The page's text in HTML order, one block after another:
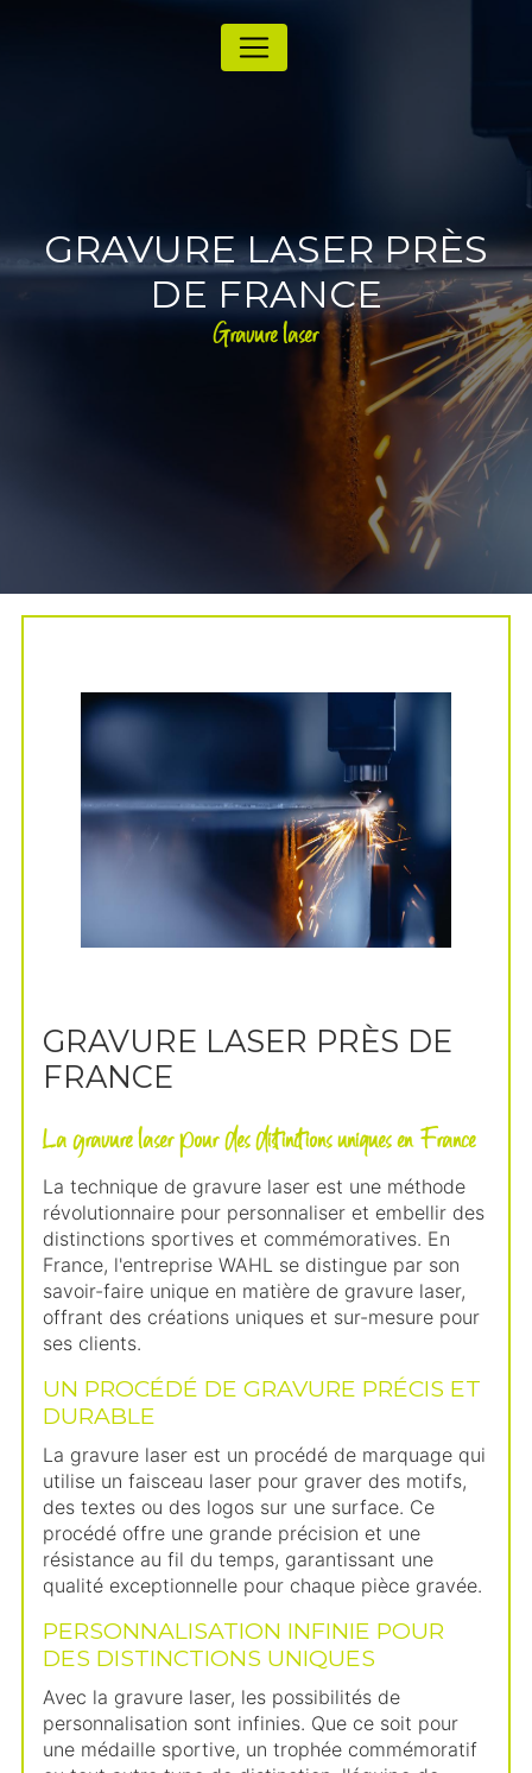
GRAVURE LASER PRÈS
DE FRANCE
Gravure laser
GRAVURE LASER PRÈS DE
FRANCE
La gravure laser pour des distinctions uniques en France
La technique de gravure laser est une méthode
révolutionnaire pour personnaliser et embellir des
distinctions sportives et commémoratives. En
France, l'entreprise WAHL se distingue par son
savoir-faire unique en matière de gravure laser,
offrant des créations uniques et sur-mesure pour
ses clients.
UN PROCÉDÉ DE GRAVURE PRÉCIS ET
DURABLE
La gravure laser est un procédé de marquage qui
utilise un faisceau laser pour graver des motifs,
des textes ou des logos sur une surface. Ce
procédé offre une grande précision et une
résistance au fil du temps, garantissant une
qualité exceptionnelle pour chaque pièce gravée.
PERSONNALISATION INFINIE POUR
DES DISTINCTIONS UNIQUES
Avec la gravure laser, les possibilités de
personnalisation sont infinies. Que ce soit pour
une médaille sportive, un trophée commémoratif